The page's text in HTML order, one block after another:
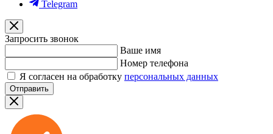
Telegram
Запросить звонок
Ваше имя
Номер телефона
Я согласен на обработку персональных данных
Отправить